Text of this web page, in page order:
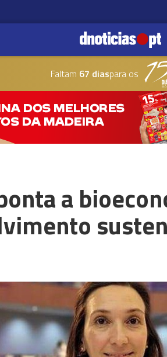
Faltam 67 diaspara os
a